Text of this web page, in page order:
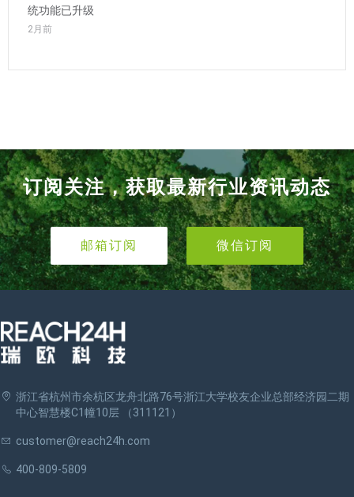
统功能已升级
2月前
订阅关注，获取最新行业资讯动态
邮箱订阅 微信订阅
浙江省杭州市余杭区龙舟北路76号浙江大学校友企业总部经济园二期
中心智慧楼C1幢10层 （311121）
customer@reach24h.com
400-809-5809